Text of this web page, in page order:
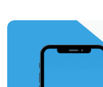
https://t.me/minskctvby